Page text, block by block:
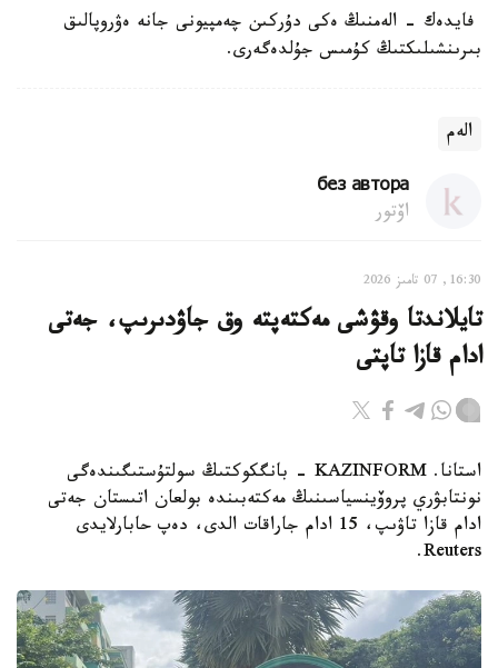
فايدەك - الەمنىڭ ەكى دۇركىن چەمپيونى جانە ەۋروپالىق
بىرىنشىلىكتىڭ كۇمىس جۇلدەگەرى.
الەم
без автора
اۆتور
16:30, 07 تامىز 2026
تايلاندتا وقۋشى مەكتەپتە وق جاۋدىرىپ، جەتى
ادام قازا تاپتى
استانا. KAZINFORM - بانگكوكتىڭ سولتۇستىگىندەگى
نونتابۋري پروۆينسياسىنىڭ مەكتەبىندە بولعان اتىستان جەتى
ادام قازا تاۋىپ، 15 ادام جاراقات الدى، دەپ حابارلايدى
Reuters.